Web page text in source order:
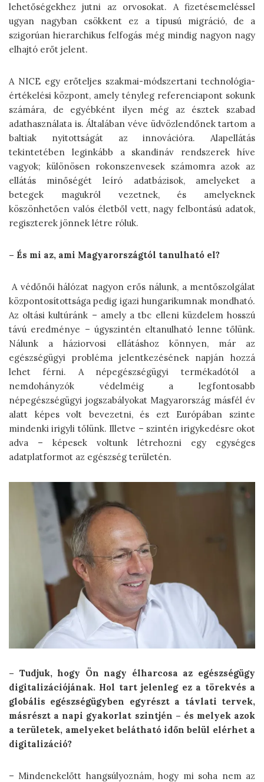
lehetőségekhez jutni az orvosokat. A fizetésemeléssel
ugyan nagyban csökkent ez a típusú migráció, de a
szigorúan hierarchikus felfogás még mindig nagyon nagy
elhajtó erőt jelent.
A NICE egy erőteljes szakmai-módszertani technológia-
értékelési központ, amely tényleg referenciapont sokunk
számára, de egyébként ilyen még az észtek szabad
adathasználata is. Általában véve üdvözlendőnek tartom a
baltiak nyitottságát az innovációra. Alapellátás
tekintetében leginkább a skandináv rendszerek híve
vagyok; különösen rokonszenvesek számomra azok az
ellátás minőségét leíró adatbázisok, amelyeket a
betegek magukról vezetnek, és amelyeknek
köszönhetően valós életből vett, nagy felbontású adatok,
regiszterek jönnek létre róluk.
– És mi az, ami Magyarországtól tanulható el?
A védőnői hálózat nagyon erős nálunk, a mentőszolgálat
központosítottsága pedig igazi hungarikumnak mondható.
Az oltási kultúránk – amely a tbc elleni küzdelem hosszú
távú eredménye – úgyszintén eltanulható lenne tőlünk.
Nálunk a háziorvosi ellátáshoz könnyen, már az
egészségügyi probléma jelentkezésének napján hozzá
lehet férni. A népegészségügyi termékadótól a
nemdohányzók védelméig a legfontosabb
népegészségügyi jogszabályokat Magyarország másfél év
alatt képes volt bevezetni, és ezt Európában szinte
mindenki irigyli tőlünk. Illetve – szintén irigykedésre okot
adva – képesek voltunk létrehozni egy egységes
adatplatformot az egészség területén.
– Tudjuk, hogy Ön nagy élharcosa az egészségügy
digitalizációjának. Hol tart jelenleg ez a törekvés a
globális egészségügyben egyrészt a távlati tervek,
másrészt a napi gyakorlat szintjén – és melyek azok
a területek, amelyeket belátható időn belül elérhet a
digitalizáció?
– Mindenekelőtt hangsúlyoznám, hogy mi soha nem az